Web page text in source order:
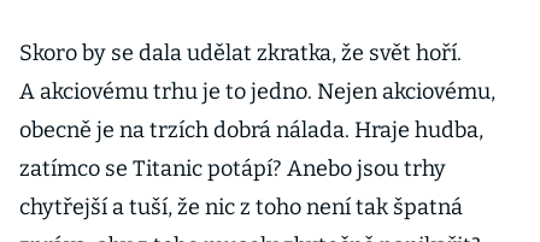
Skoro by se dala udělat zkratka, že svět hoří.
A akciovému trhu je to jedno. Nejen akciovému,
obecně je na trzích dobrá nálada. Hraje hudba,
zatímco se Titanic potápí? Anebo jsou trhy
chytřejší a tuší, že nic z toho není tak špatná